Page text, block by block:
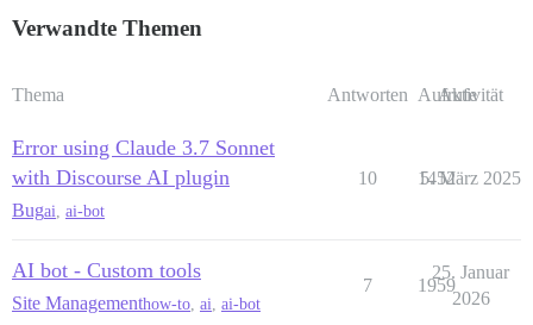
Verwandte Themen
Thema Antworten Aufrufe
Aktivität
Error using Claude 3.7 Sonnet
with Discourse AI plugin
Bugai ai-bot
10 1452
5. März 2025
AI bot - Custom tools
Site Managementhow-to ai ai-bot
7 1959
25. Januar
2026